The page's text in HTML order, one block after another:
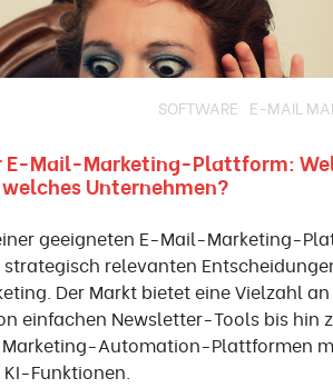
SOFTWARE E-MAIL
E-Mail-Marketing-Plattform:
Unternehmen?
geeigneten E-Mail-Marketing-
relevanten
Der Markt bietet eine Vielzahl an
einfachen Newsletter-Tools bis hin
Marketing-Automation-Plattformen
Funktionen.